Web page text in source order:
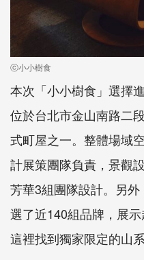
ⓒ小小樹食
本次「小小樹食」選擇
位於台北市金山南路二
式町屋之一。整體場域
計展策團隊負責，景觀
芳華3組團隊設計。另
選了近140組品牌，展
這裡找到獨家限定的山